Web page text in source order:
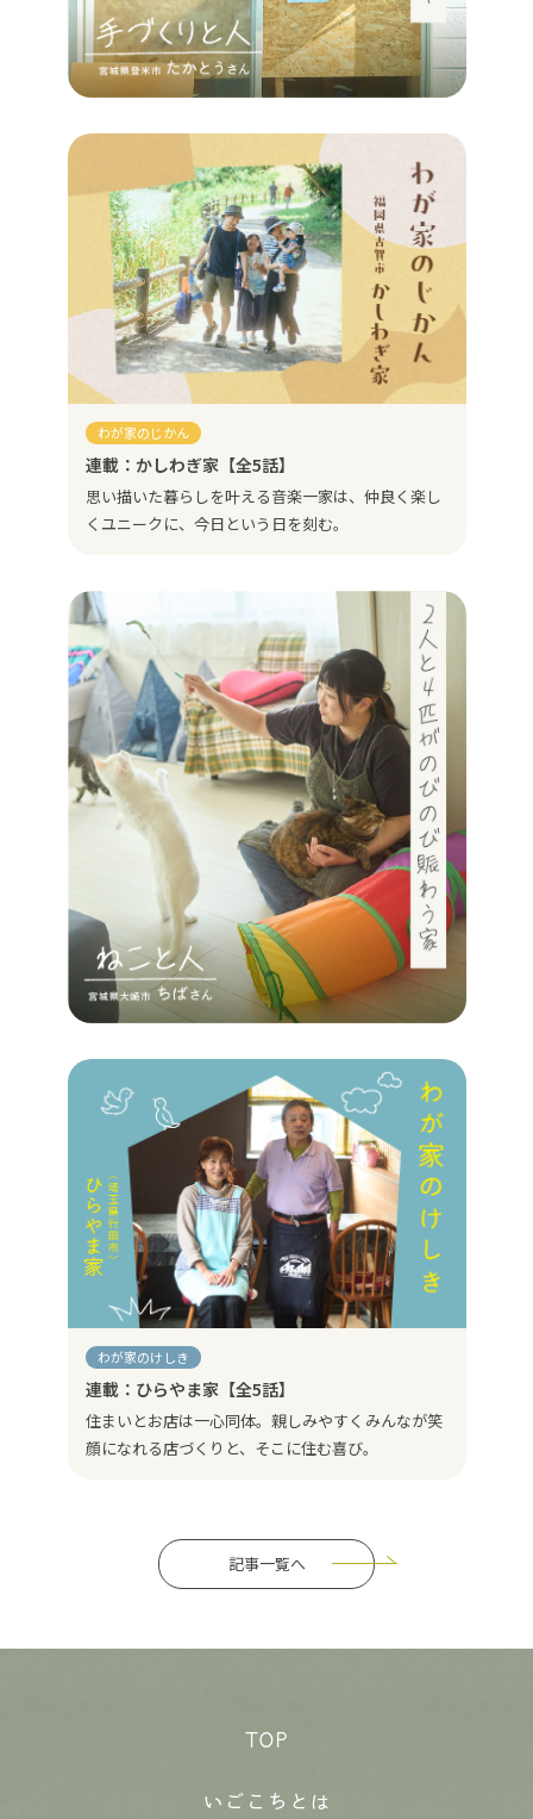
わが家のじかん
連載：かしわぎ家【全5話】
思い描いた暮らしを叶える音楽一家は、仲良く楽し
くユニークに、今日という日を刻む。
わが家のけしき
連載：ひらやま家【全5話】
住まいとお店は一心同体。親しみやすくみんなが笑
顔になれる店づくりと、そこに住む喜び。
記事一覧へ
TOP
いごこちとは